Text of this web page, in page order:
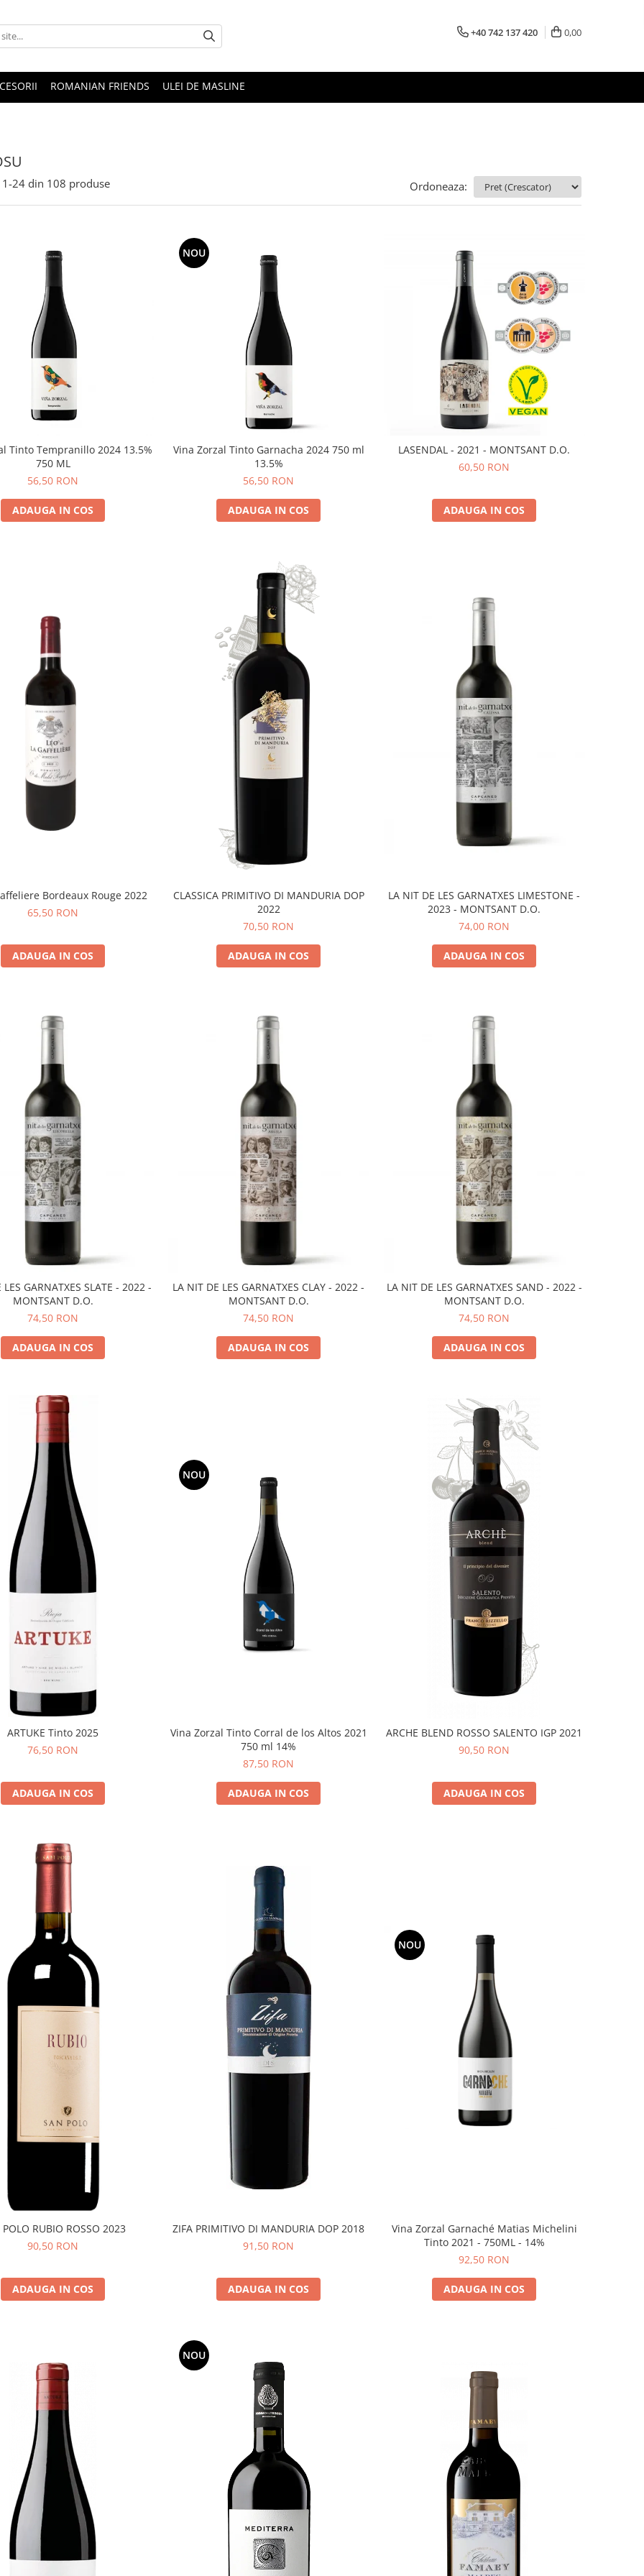
+40 742 137 420 0,00
ROMANIAN FRIENDS ULEI DE MASLINE
1-24 din 108 produse Ordoneaza:
Tinto Tempranillo 2024 13.5%
750 ML
56,50 RON
ADAUGA IN COS
NOU
Vina Zorzal Tinto Garnacha 2024 750 ml
13.5%
56,50 RON
ADAUGA IN COS
LASENDAL - 2021 - MONTSANT D.O.
60,50 RON
ADAUGA IN COS
Bordeaux Rouge 2022
65,50 RON
ADAUGA IN COS
CLASSICA PRIMITIVO DI MANDURIA DOP
2022
70,50 RON
ADAUGA IN COS
LA NIT DE LES GARNATXES LIMESTONE -
2023 - MONTSANT D.O.
74,00 RON
ADAUGA IN COS
GARNATXES SLATE - 2022 -
MONTSANT D.O.
74,50 RON
ADAUGA IN COS
LA NIT DE LES GARNATXES CLAY - 2022 -
MONTSANT D.O.
74,50 RON
ADAUGA IN COS
LA NIT DE LES GARNATXES SAND - 2022 -
MONTSANT D.O.
74,50 RON
ADAUGA IN COS
ARTUKE Tinto 2025
76,50 RON
ADAUGA IN COS
NOU
Vina Zorzal Tinto Corral de los Altos 2021
750 ml 14%
87,50 RON
ADAUGA IN COS
ARCHE BLEND ROSSO SALENTO IGP 2021
90,50 RON
ADAUGA IN COS
POLO RUBIO ROSSO 2023
90,50 RON
ADAUGA IN COS
ZIFA PRIMITIVO DI MANDURIA DOP 2018
91,50 RON
ADAUGA IN COS
NOU
Vina Zorzal Garnaché Matias Michelini
Tinto 2021 - 750ML - 14%
92,50 RON
ADAUGA IN COS
NOU